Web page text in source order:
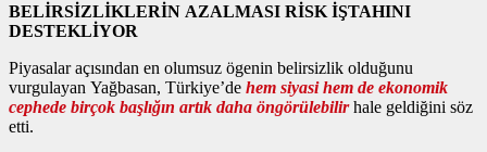
BELİRSİZLİKLERİN AZALMASI RİSK İŞTAHINI
DESTEKLİYOR
Piyasalar açısından en olumsuz ögenin belirsizlik olduğunu
vurgulayan Yağbasan, Türkiye’de hem siyasi hem de ekonomik
cephede birçok başlığın artık daha öngörülebilirhale geldiğini söz
etti.